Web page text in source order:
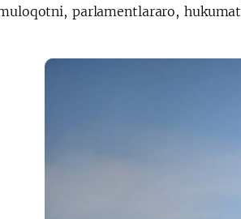
parlamentlararo,